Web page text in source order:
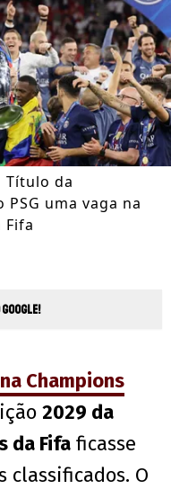
Título da
uma vaga na
Fifa
Champions
2029 da
da Fifa ficasse
classificados. O